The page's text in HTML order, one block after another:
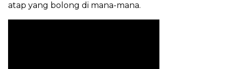
atap yang bolong di mana-mana.